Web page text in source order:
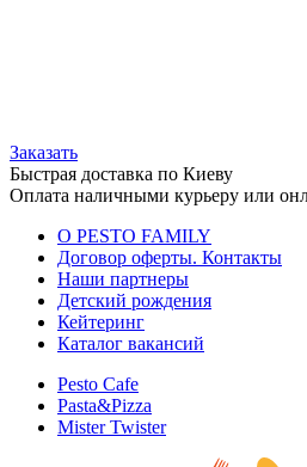
Заказать
Быстрая доставка по Киеву
Оплата наличными курьеру или
О PESTO FAMILY
Договор оферты. Контакты
Наши партнеры
Детский рождения
Кейтеринг
Каталог вакансий
Pesto Cafe
Pasta&Pizza
Mister Twister